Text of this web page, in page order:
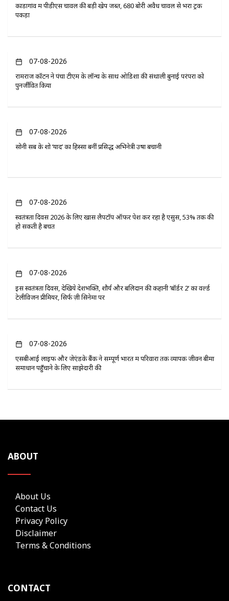
कोंडागांव में पीडीएस चावल की बड़ी खेप जब्त, 680 बोरी अवैध चावल से भरा ट्रक
पकड़ा
07-08-2026
रामराज कॉटन ने पंचा टीएम के लॉन्च के साथ ओडिशा की संथाली बुनाई परंपरा को
पुनर्जीवित किया
07-08-2026
सोनी सब के शो ‘यादें’ का हिस्सा बनीं प्रसिद्ध अभिनेत्री उषा बचानी
07-08-2026
स्वतंत्रता दिवस 2026 के लिए खास लैपटॉप ऑफर पेश कर रहा है एसुस, 53% तक की
हो सकती है बचत
07-08-2026
इस स्वतंत्रता दिवस, देखिये देशभक्ति, शौर्य और बलिदान की कहानी ‘बॉर्डर 2’ का वर्ल्ड
टेलीविजन प्रीमियर, सिर्फ ज़ी सिनेमा पर
07-08-2026
एसबीआई लाइफ और जेएंडके बैंक ने सम्पूर्ण भारत में परिवारों तक व्यापक जीवन बीमा
समाधान पहुँचाने के लिए साझेदारी की
ABOUT
About Us
Contact Us
Privacy Policy
Disclaimer
Terms & Conditions
CONTACT